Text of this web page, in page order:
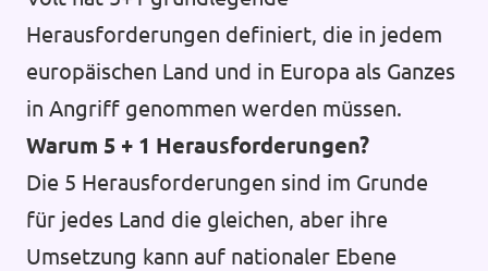
Transparenzregister
Datenschutz
Impressum
Herausforderungen definiert, die in jedem
europäischen Land und in Europa als Ganzes
in Angriff genommen werden müssen.
Warum 5 + 1 Herausforderungen?
Die 5 Herausforderungen sind im Grunde
für jedes Land die gleichen, aber ihre
Umsetzung kann auf nationaler Ebene